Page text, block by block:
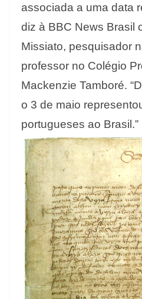
associada a uma data
diz à BBC News Brasil
Missiato, pesquisador
professor no Colégio
Mackenzie Tamboré.
o 3 de maio
portugueses ao Brasil.”